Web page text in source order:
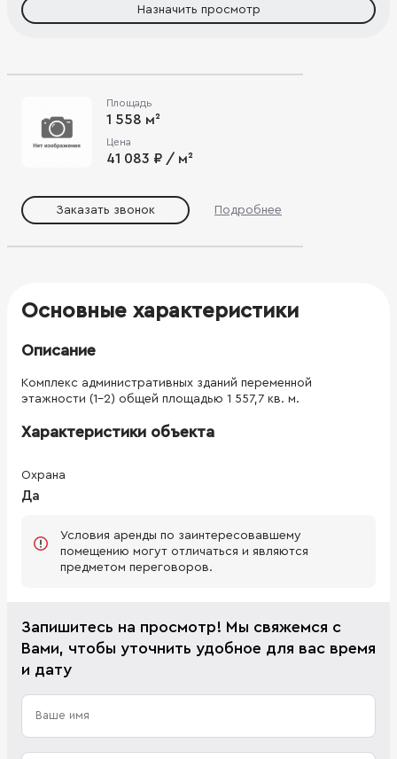
Назначить просмотр
Площадь
1 558 м²
Цена
41 083 ₽ / м²
Заказать звонок Подробнее
Основные характеристики
Описание
Комплекс административных зданий переменной
этажности (1-2) общей площадью 1 557,7 кв. м.
Характеристики объекта
Охрана
Да
Условия аренды по заинтересовавшему
помещению могут отличаться и являются
предметом переговоров.
Запишитесь на просмотр! Мы свяжемся с
Вами, чтобы уточнить удобное для вас время
и дату